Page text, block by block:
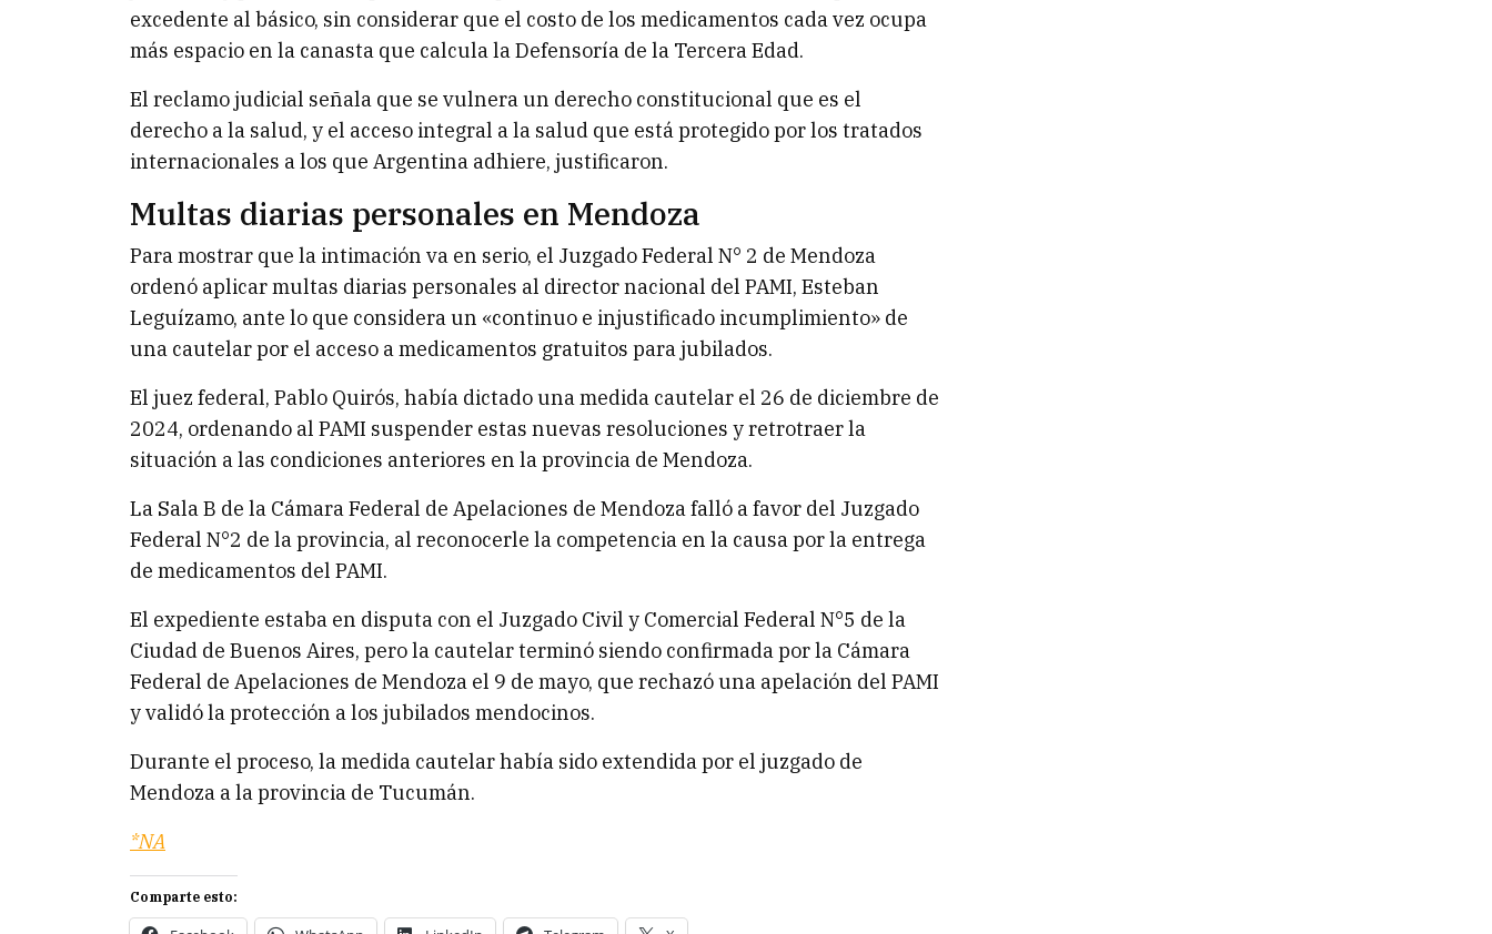
excedente al básico, sin considerar que el costo de los medicamentos cada vez ocupa
más espacio en la canasta que calcula la Defensoría de la Tercera Edad.
El reclamo judicial señala que se vulnera un derecho constitucional que es el
derecho a la salud, y el acceso integral a la salud que está protegido por los tratados
internacionales a los que Argentina adhiere, justificaron.
Multas diarias personales en Mendoza
Para mostrar que la intimación va en serio, el Juzgado Federal N° 2 de Mendoza
ordenó aplicar multas diarias personales al director nacional del PAMI, Esteban
Leguízamo, ante lo que considera un «continuo e injustificado incumplimiento» de
una cautelar por el acceso a medicamentos gratuitos para jubilados.
El juez federal, Pablo Quirós, había dictado una medida cautelar el 26 de diciembre de
2024, ordenando al PAMI suspender estas nuevas resoluciones y retrotraer la
situación a las condiciones anteriores en la provincia de Mendoza.
La Sala B de la Cámara Federal de Apelaciones de Mendoza falló a favor del Juzgado
Federal N°2 de la provincia, al reconocerle la competencia en la causa por la entrega
de medicamentos del PAMI.
El expediente estaba en disputa con el Juzgado Civil y Comercial Federal N°5 de la
Ciudad de Buenos Aires, pero la cautelar terminó siendo confirmada por la Cámara
Federal de Apelaciones de Mendoza el 9 de mayo, que rechazó una apelación del PAMI
y validó la protección a los jubilados mendocinos.
Durante el proceso, la medida cautelar había sido extendida por el juzgado de
Mendoza a la provincia de Tucumán.
*NA
Comparte esto: